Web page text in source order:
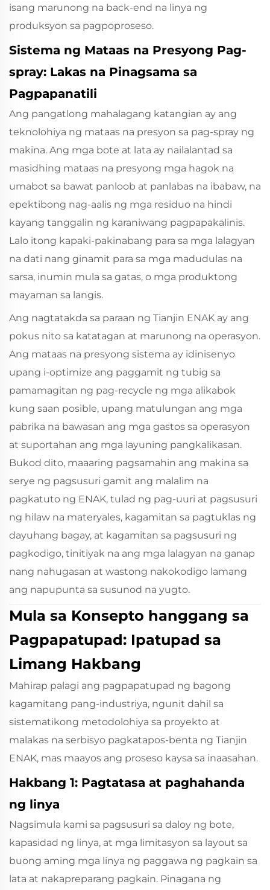
isang marunong na back-end na linya ng
produksyon sa pagpoproseso.
Sistema ng Mataas na Presyong Pag-
spray: Lakas na Pinagsama sa
Pagpapanatili
Ang pangatlong mahalagang katangian ay ang
teknolohiya ng mataas na presyon sa pag-spray ng
makina. Ang mga bote at lata ay nailalantad sa
masidhing mataas na presyong mga hagok na
umabot sa bawat panloob at panlabas na ibabaw, na
epektibong nag-aalis ng mga residuo na hindi
kayang tanggalin ng karaniwang pagpapakalinis.
Lalo itong kapaki-pakinabang para sa mga lalagyan
na dati nang ginamit para sa mga madudulas na
sarsa, inumin mula sa gatas, o mga produktong
mayaman sa langis.
Ang nagtatakda sa paraan ng Tianjin ENAK ay ang
pokus nito sa katatagan at marunong na operasyon.
Ang mataas na presyong sistema ay idinisenyo
upang i-optimize ang paggamit ng tubig sa
pamamagitan ng pag-recycle ng mga alikabok
kung saan posible, upang matulungan ang mga
pabrika na bawasan ang mga gastos sa operasyon
at suportahan ang mga layuning pangkalikasan.
Bukod dito, maaaring pagsamahin ang makina sa
serye ng pagsusuri gamit ang malalim na
pagkatuto ng ENAK, tulad ng pag-uuri at pagsusuri
ng hilaw na materyales, kagamitan sa pagtuklas ng
dayuhang bagay, at kagamitan sa pagsusuri ng
pagkodigo, tinitiyak na ang mga lalagyan na ganap
nang nahugasan at wastong nakokodigo lamang
ang napupunta sa susunod na yugto.
Mula sa Konsepto hanggang sa
Pagpapatupad: Ipatupad sa
Limang Hakbang
Mahirap palagi ang pagpapatupad ng bagong
kagamitang pang-industriya, ngunit dahil sa
sistematikong metodolohiya sa proyekto at
malakas na serbisyo pagkatapos-benta ng Tianjin
ENAK, mas maayos ang proseso kaysa sa inaasahan.
Hakbang 1: Pagtatasa at paghahanda
ng linya
Nagsimula kami sa pagsusuri sa daloy ng bote,
kapasidad ng linya, at mga limitasyon sa layout sa
buong aming mga linya ng paggawa ng pagkain sa
lata at nakapreparang pagkain. Pinagana ng